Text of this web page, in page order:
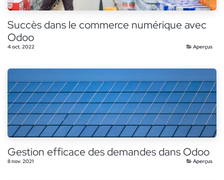
Succès dans le commerce numérique avec
Odoo
4 oct. 2022 Aperçus
Gestion efficace des demandes dans Odoo
8 nov. 2021 Aperçus